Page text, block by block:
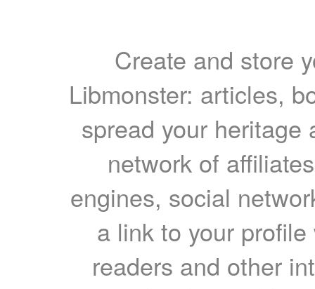
Create and store
Libmonster: articles,
spread your heritage
network of
engines, social
a link to your
readers and other